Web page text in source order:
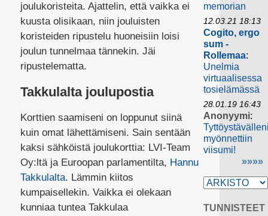
joulukoristeita. Ajattelin, että vaikka ei
kuusta olisikaan, niin jouluisten
koristeiden ripustelu huoneisiin loisi
joulun tunnelmaa tännekin. Jäi
ripustelematta.
Takkulalta joulupostia
Korttien saamiseni on loppunut siinä
kuin omat lähettämiseni. Sain sentään
kaksi sähköistä joulukorttia: LVI-Team
Oy:ltä ja Euroopan parlamentilta, Hannu
Takkulalta. Lämmin kiitos
kumpaisellekin. Vaikka ei olekaan
kunniaa tuntea Takkulaa
memorian
12.03.21 18:13
Cogito, ergo
sum -
Rollemaa:
Unelmia
virtuaalisessa
tosielämässä
28.01.19 16:43
Anonyymi:
myönnettiin
viisumi!
»»»»
TUNNISTEET